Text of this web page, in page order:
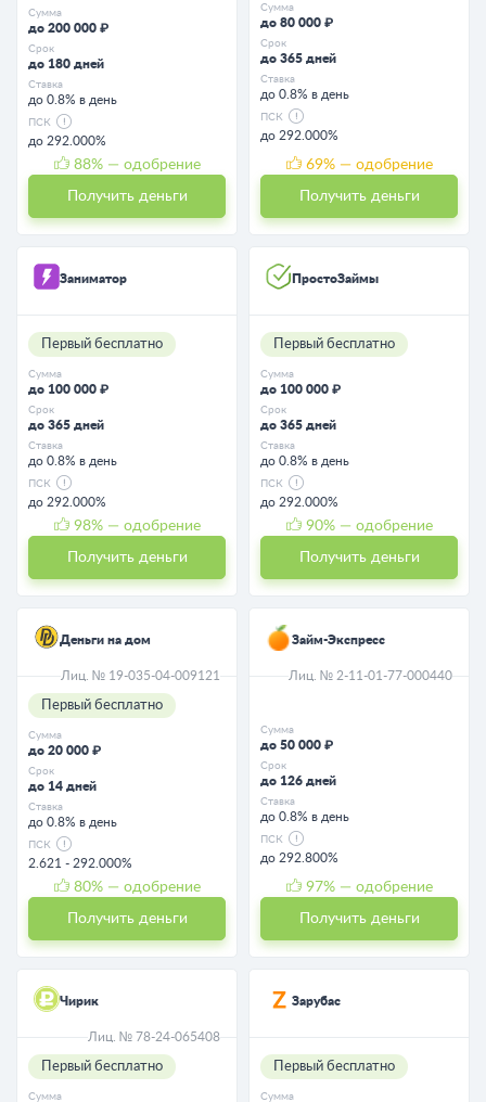
Сумма
до 200 000 ₽
Срок
до 180 дней
Ставка
до 0.8% в день
ПСК
до 292.000%
88% — одобрение
Получить деньги
Сумма
до 80 000 ₽
Срок
до 365 дней
Ставка
до 0.8% в день
ПСК
до 292.000%
69% — одобрение
Получить деньги
Заниматор
Первый бесплатно
Сумма
до 100 000 ₽
Срок
до 365 дней
Ставка
до 0.8% в день
ПСК
до 292.000%
98% — одобрение
Получить деньги
ПростоЗаймы
Первый бесплатно
Сумма
до 100 000 ₽
Срок
до 365 дней
Ставка
до 0.8% в день
ПСК
до 292.000%
90% — одобрение
Получить деньги
Деньги на дом
Лиц. № 19-035-04-009121
Первый бесплатно
Сумма
до 20 000 ₽
Срок
до 14 дней
Ставка
до 0.8% в день
ПСК
2.621 - 292.000%
80% — одобрение
Получить деньги
Займ-Экспресс
Лиц. № 2-11-01-77-000440
Сумма
до 50 000 ₽
Срок
до 126 дней
Ставка
до 0.8% в день
ПСК
до 292.800%
97% — одобрение
Получить деньги
Чирик
Лиц. № 78-24-065408
Первый бесплатно
Сумма
Зарубас
Первый бесплатно
Сумма